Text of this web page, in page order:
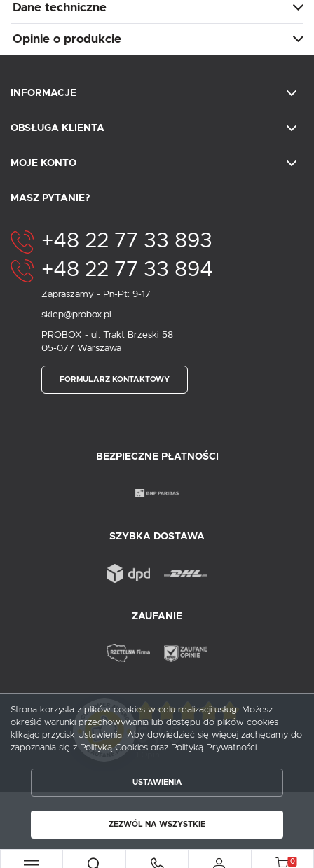
Dane techniczne
Opinie o produkcie
INFORMACJE
OBSŁUGA KLIENTA
MOJE KONTO
MASZ PYTANIE?
+48 22 77 33 893
+48 22 77 33 894
Zapraszamy - Pn-Pt: 9-17
sklep@probox.pl
PROBOX - ul. Trakt Brzeski 58
05-077 Warszawa
FORMULARZ KONTAKTOWY
BEZPIECZNE PŁATNOŚCI
SZYBKA DOSTAWA
ZAUFANIE
5/ 5
Copyright by probox.pl
0
Strona korzysta z plików cookies w celu realizacji usług. Możesz
określić warunki przechowywania lub dostępu do plików cookies
klikając przycisk Ustawienia. Aby dowiedzieć się więcej zachęcamy do
zapoznania się z Polityką Cookies oraz Polityką Prywatności.
USTAWIENIA
ZEZWÓL NA WSZYSTKIE
ZEZWÓL NA WSZYSTKIE